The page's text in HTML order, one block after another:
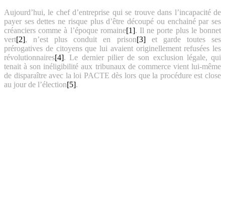
Aujourd’hui, le chef d’entreprise qui se trouve dans l’incapacité de
payer ses dettes ne risque plus d’être découpé ou enchainé par ses
créanciers comme à l’époque romaine[1]. Il ne porte plus le bonnet
vert[2], n’est plus conduit en prison[3]et garde toutes ses
prérogatives de citoyens que lui avaient originellement refusées les
révolutionnaires[4]. Le dernier pilier de son exclusion légale, qui
tenait à son inéligibilité aux tribunaux de commerce vient lui-même
de disparaître avec la loi PACTE dès lors que la procédure est close
au jour de l’élection[5].